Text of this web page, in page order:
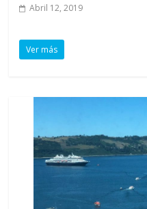
Abril 12, 2019
Ver más